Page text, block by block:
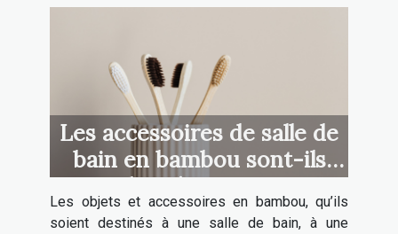
Les accessoires de salle de
bain en bambou sont-ils
plus résistants ?
Les objets et accessoires en bambou, qu’ils
soient destinés à une salle de bain, à une